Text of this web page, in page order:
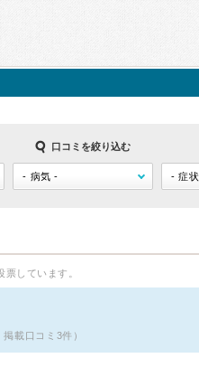
口コミを絞り込む
しています。
載口コミ3件）